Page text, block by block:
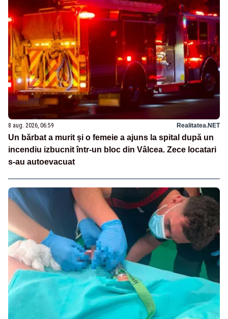
8 aug. 2026, 06:59 Realitatea.NET
Un bărbat a murit și o femeie a ajuns la spital după un
incendiu izbucnit într-un bloc din Vâlcea. Zece locatari
s-au autoevacuat